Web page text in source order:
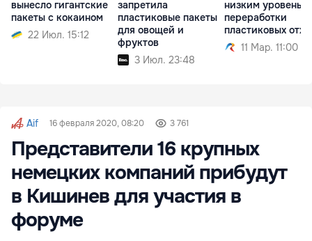
вынесло гигантские
пакеты с кокаином
22 Июл. 15:12
запретила
пластиковые пакеты
для овощей и
фруктов
3 Июл. 23:48
низким уровень
переработки
пластиковых
11 Мар. 11:00
Aif 16 февраля 2020, 08:20 3 761
Представители 16 крупных
немецких компаний прибудут
в Кишинев для участия в
форуме